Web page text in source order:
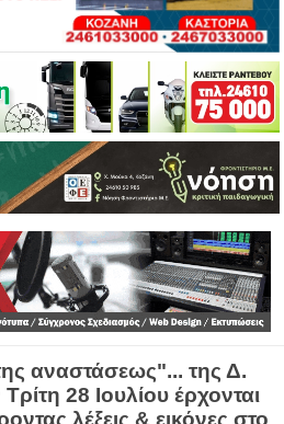
αναστάσεως"... της Δ.
28 Ιουλίου έρχονται
λέξεις & εικόνες στο